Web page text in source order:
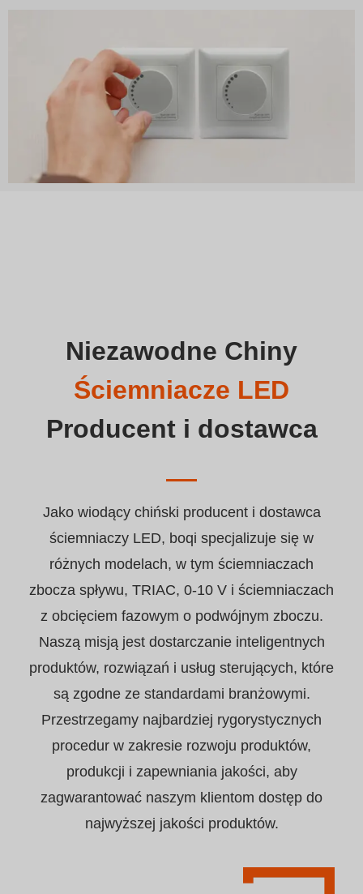
Niezawodne Chiny
Ściemniacze LED
Producent i dostawca
Jako wiodący chiński producent i dostawca
ściemniaczy LED, boqi specjalizuje się w
różnych modelach, w tym ściemniaczach
zbocza spływu, TRIAC, 0-10 V i ściemniaczach
z obcięciem fazowym o podwójnym zboczu.
Naszą misją jest dostarczanie inteligentnych
produktów, rozwiązań i usług sterujących, które
są zgodne ze standardami branżowymi.
Przestrzegamy najbardziej rygorystycznych
procedur w zakresie rozwoju produktów,
produkcji i zapewniania jakości, aby
zagwarantować naszym klientom dostęp do
najwyższej jakości produktów.